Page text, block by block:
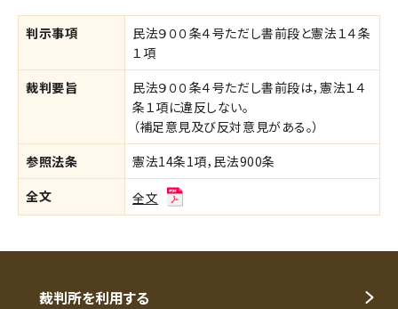
判示事項
民法９００条４号ただし書前段と憲法１４条
１項
裁判要旨
民法９００条４号ただし書前段は，憲法１４
条１項に違反しない。
（補足意見及び反対意見がある。）
参照法条
憲法14条1項，民法900条
全文
全文
裁判所を利用する